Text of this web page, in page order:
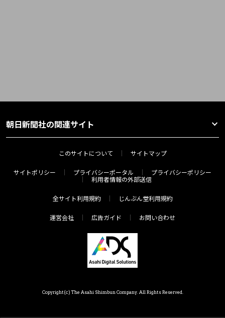
朝日新聞社の関連サイト
このサイトについて サイトマップ
サイトポリシー プライバシーポータル
プライバシーポリシー
利用者情報の外部送信
全サイト利用規約 じんぶん堂利用規約
運営会社 広告ガイド お問い合わせ
Copyright(c) The Asahi Shimbun Company. All Rights Reserved.